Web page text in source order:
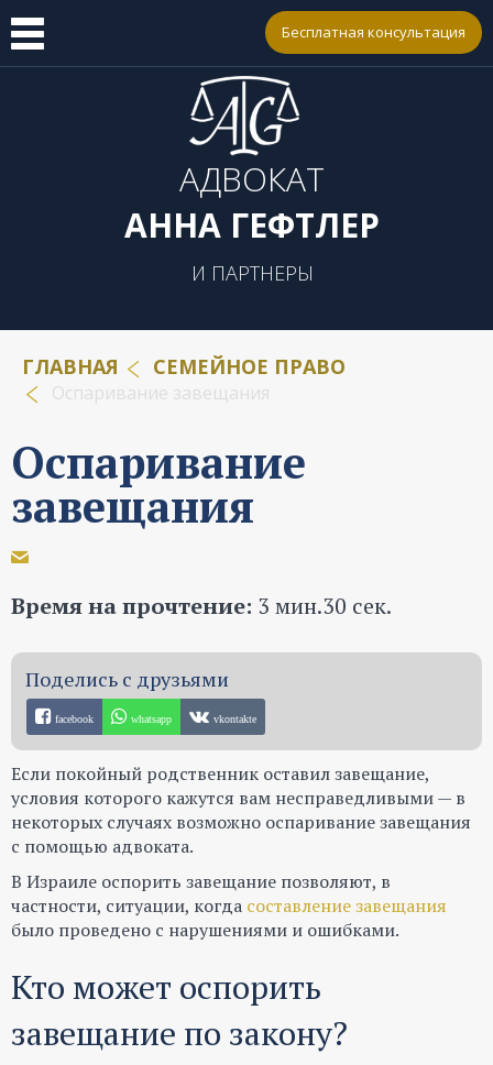
Бесплатная консультация
АДВОКАТ
АННА ГЕФТЛЕР
И ПАРТНЕРЫ
ГЛАВНАЯ СЕМЕЙНОЕ ПРАВО
Оспаривание завещания
Оспаривание
завещания
Время на прочтение: 3 мин.30 сек.
facebook whatsapp vkontakte
Если покойный родственник оставил завещание,
условия которого кажутся вам несправедливыми — в
некоторых случаях возможно оспаривание завещания
с помощью адвоката.
В Израиле оспорить завещание позволяют, в
частности, ситуации, когда составление завещания
было проведено с нарушениями и ошибками.
Кто может оспорить
завещание по закону?